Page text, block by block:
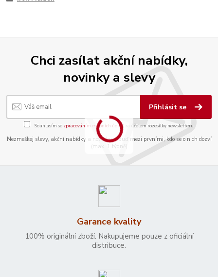
Chci zasílat akční nabídky,
novinky a slevy
Přihlásit se
Souhlasím se zpracováním osobních údajůza účelem rozesílky newsletteru.
Nezmeškej slevy, akční nabídky a novinky a buď mezi prvními, kdo se o nich dozví
(max. 1 týdně)
Garance kvality
100% originální zboží. Nakupujeme pouze z oficiální
distribuce.